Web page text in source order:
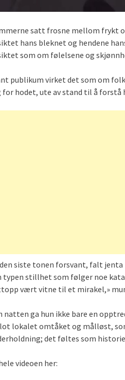
satt frosne mellom frykt
hans bleknet og hendene
som om følelsene og
publikum virket det som om
for hodet, ute av stand til å
siste tonen forsvant, falt
typen stillhet som følger noe
vært vitne til et mirakel,»
natten ga hun ikke bare en
lokalet omtåket og målløst,
det føltes som
videoen her: